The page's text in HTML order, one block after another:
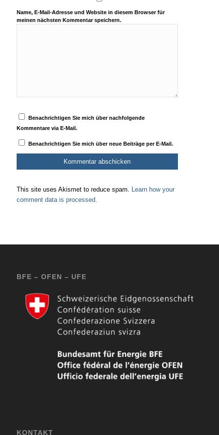
Name, E-Mail-Adresse und Website in diesem Browser für
meinen nächsten Kommentar speichern.
Benachrichtigen Sie mich über nachfolgende
Kommentare via E-Mail.
Benachrichtigen Sie mich über neue Beiträge per E-Mail.
This site uses Akismet to reduce spam. Learn how your
comment data is processed.
BFE – OFEN – UFE
KONTAKT